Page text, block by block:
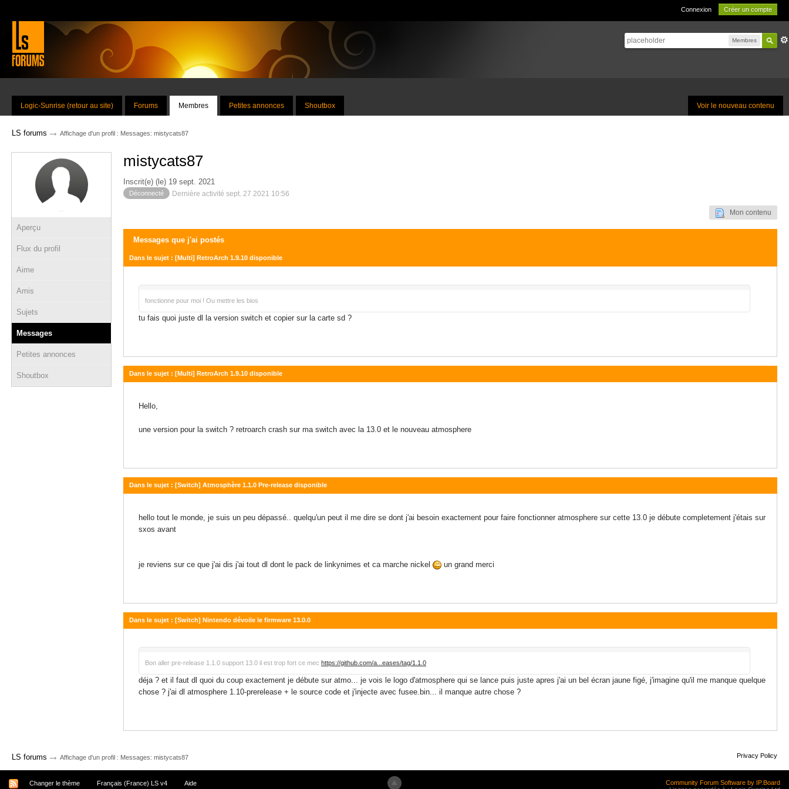
Connexion Créer un compte
Membres
Voir le nouveau contenu
Logic-Sunrise (retour au site) Forums Membres Petites annonces Shoutbox
LS forums → Affichage d'un profil : Messages: mistycats87
Aperçu
Flux du profil
Aime
Amis
Sujets
Messages
Petites annonces
Shoutbox
mistycats87
Inscrit(e) (le) 19 sept. 2021
Déconnecté Dernière activité sept. 27 2021 10:56
Mon contenu
Messages que j'ai postés
Dans le sujet : [Multi] RetroArch 1.9.10 disponible
fonctionne pour moi ! Ou mettre les bios
tu fais quoi juste dl la version switch et copier sur la carte sd ?
Dans le sujet : [Multi] RetroArch 1.9.10 disponible
Hello,
une version pour la switch ? retroarch crash sur ma switch avec la 13.0 et le nouveau atmosphere
Dans le sujet : [Switch] Atmosphère 1.1.0 Pre-release disponible
hello tout le monde, je suis un peu dépassé.. quelqu'un peut il me dire se dont j'ai besoin exactement pour faire fonctionner atmosphere sur cette 13.0 je débute completement j'étais sur
sxos avant
je reviens sur ce que j'ai dis j'ai tout dl dont le pack de linkynimes et ca marche nickel un grand merci
Dans le sujet : [Switch] Nintendo dévoile le firmware 13.0.0
Bon aller pre-release 1.1.0 support 13.0 il est trop fort ce mec https://github.com/a...eases/tag/1.1.0
déja ? et il faut dl quoi du coup exactement je débute sur atmo... je vois le logo d'atmosphere qui se lance puis juste apres j'ai un bel écran jaune figé, j'imagine qu'il me manque quelque
chose ? j'ai dl atmosphere 1.10-prerelease + le source code et j'injecte avec fusee.bin... il manque autre chose ?
LS forums → Affichage d'un profil : Messages: mistycats87 Privacy Policy
Changer le thème Français (France) LS v4 Aide
Community Forum Software by IP.Board